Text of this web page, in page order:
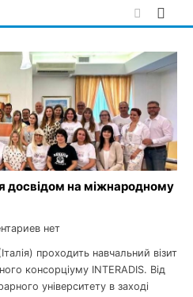
досвідом на міжнародному
нет
проходить навчальний візит
консорціуму INTERADIS. Від
університету в заході